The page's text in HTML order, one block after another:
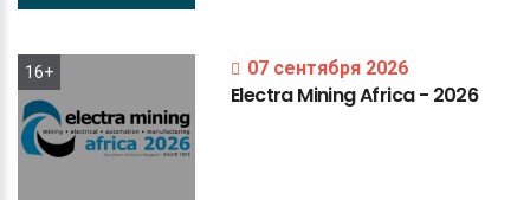
16+ 07 сентября 2026
ElectraMiningAfrica- 2026